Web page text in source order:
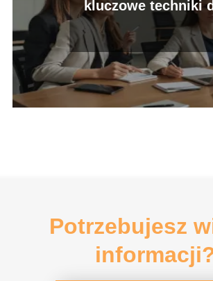
kluczowe techniki
przedsiębiorców
Potrzebujesz